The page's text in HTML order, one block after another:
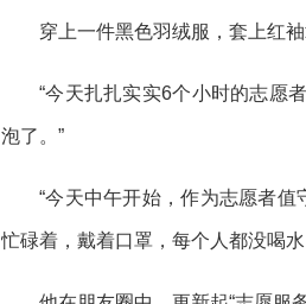
穿上一件黑色羽绒服，套上红
“今天扎扎实实6个小时的志愿
泡了。”
“今天中午开始，作为志愿者
忙碌着，戴着口罩，每个人都没喝